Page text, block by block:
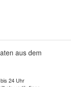
aus dem
24 Uhr